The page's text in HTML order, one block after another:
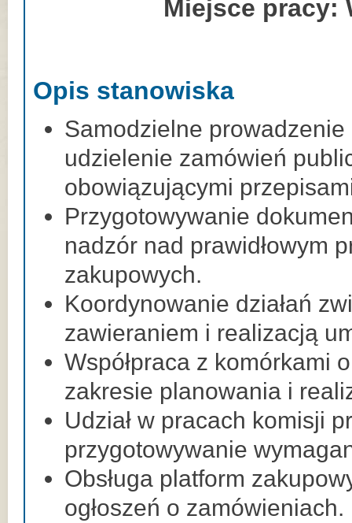
Miejsce pracy:
Opis stanowiska
Samodzielne
udzielenie zamówień
obowiązującymi
Przygotowywanie
nadzór nad prawidłowym
zakupowych.
Koordynowanie działań
zawieraniem i realizacją
Współpraca z komórkami
zakresie planowania i
Udział w pracach komisji
przygotowywanie
Obsługa platform
ogłoszeń o zamówieniach.